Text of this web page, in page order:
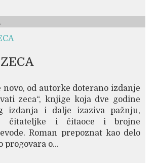
novo, od autorke doterano izdanje
zeca“, knjige koja dve godine
izdanja i dalje izaziva pažnju,
čitateljke i čitaoce i brojne
Roman prepoznat kao delo
progovara o...